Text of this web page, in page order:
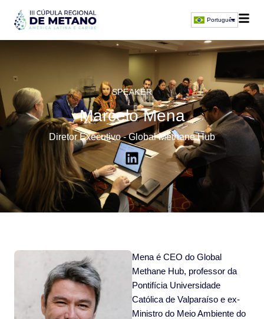
Português
SPEAKER
Marcelo Mena
Diretor Executivo - Global Methane Hub
Mena é CEO do Global
Methane Hub, professor da
Pontifícia Universidade
Católica de Valparaíso e ex-
Ministro do Meio Ambiente do